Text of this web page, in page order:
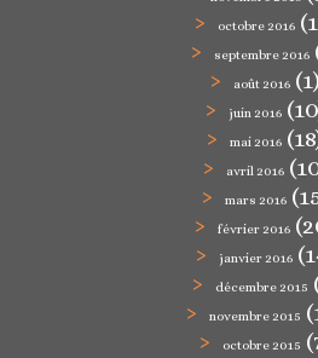
octobre 2016
septembre 2016
août 2016(1)
juin 2016
mai 2016
avril 2016
mars 2016
février 2016
janvier 2016
décembre 2015
novembre 2015
octobre 2015